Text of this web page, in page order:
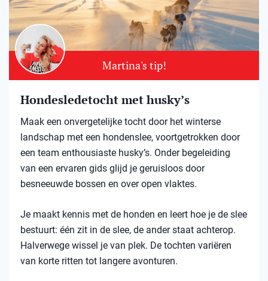
Martina's tip!
Hondesledetocht met husky’s
Maak een onvergetelijke tocht door het winterse
landschap met een hondenslee, voortgetrokken door
een team enthousiaste husky’s. Onder begeleiding
van een ervaren gids glijd je geruisloos door
besneeuwde bossen en over open vlaktes.
Je maakt kennis met de honden en leert hoe je de slee
bestuurt: één zit in de slee, de ander staat achterop.
Halverwege wissel je van plek. De tochten variëren
van korte ritten tot langere avonturen.